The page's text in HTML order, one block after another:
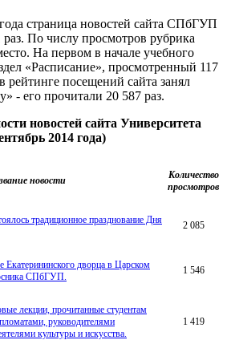
страница новостей сайта СПбГУП
По числу просмотров рубрика
На первом в начале учебного
«Расписание», просмотренный 117
рейтинге посещений сайта занял
- его прочитали 20 587 раз.
новостей сайта Университета
2014 года)
новости
Количество
просмотров
традиционное празднование Дня
2 085
Екатерининского дворца в Царском
СПбГУП.
1 546
лекции, прочитанные студентам
руководителями
культуры и искусства.
1 419